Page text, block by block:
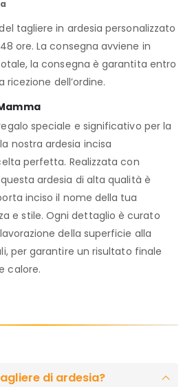
tagliere in ardesia personalizzato
ore. La consegna avviene in
la consegna è garantita entro
ricezione dell’ordine.
speciale e significativo per la
nostra ardesia incisa
perfetta. Realizzata con
ardesia di alta qualità è
inciso il nome della tua
e stile. Ogni dettaglio è curato
della superficie alla
per garantire un risultato finale
calore.
di ardesia?